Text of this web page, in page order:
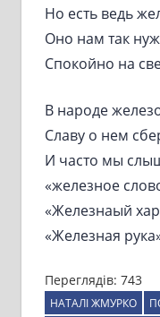
Но есть ведь
Оно нам так
Спокойно на
В народе
Славу о нем
И часто мы
«железное
«Железнаый
«Железная
Переглядів: 743
НАТАЛІ ЖМУРКО